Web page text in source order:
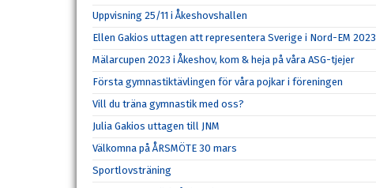
Uppvisning 25/11 i Åkeshovshallen
Ellen Gakios uttagen att representera Sverige i Nord-EM 2023
Mälarcupen 2023 i Åkeshov, kom & heja på våra ASG-tjejer
Första gymnastiktävlingen för våra pojkar i föreningen
Vill du träna gymnastik med oss?
Julia Gakios uttagen till JNM
Välkomna på ÅRSMÖTE 30 mars
Sportlovsträning